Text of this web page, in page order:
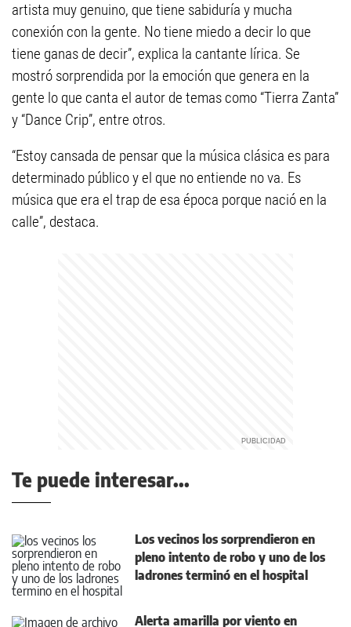
artista muy genuino, que tiene sabiduría y mucha
conexión con la gente. No tiene miedo a decir lo que
tiene ganas de decir”, explica la cantante lírica. Se
mostró sorprendida por la emoción que genera en la
gente lo que canta el autor de temas como “Tierra Zanta”
y “Dance Crip”, entre otros.
“Estoy cansada de pensar que la música clásica es para
determinado público y el que no entiende no va. Es
música que era el trap de esa época porque nació en la
calle”, destaca.
Te puede interesar...
Los vecinos los sorprendieron en
pleno intento de robo y uno de los
ladrones terminó en el hospital
Alerta amarilla por viento en